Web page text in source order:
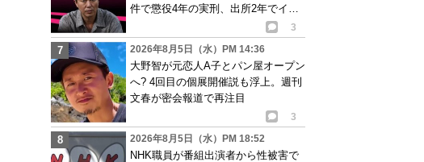
件で懲役4年の実刑、出所2年でイベ
3
2026年8月5日（水）PM 14:36
大野智が元恋人A子とパン屋オープン
へ? 4回目の個展開催説も浮上。週刊
文春が密会報道で再注目
3
2026年8月5日（水）PM 18:52
NHK職員が番組出演者から性被害で